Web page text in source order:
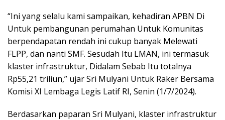
“Ini yang selalu kami sampaikan, kehadiran APBN Di
Untuk pembangunan perumahan Untuk Komunitas
berpendapatan rendah ini cukup banyak Melewati
FLPP, dan nanti SMF. Sesudah Itu LMAN, ini termasuk
klaster infrastruktur, Didalam Sebab Itu totalnya
Rp55,21 triliun,” ujar Sri Mulyani Untuk Raker Bersama
Komisi XI Lembaga Legis Latif RI, Senin (1/7/2024).
Berdasarkan paparan Sri Mulyani, klaster infrastruktur